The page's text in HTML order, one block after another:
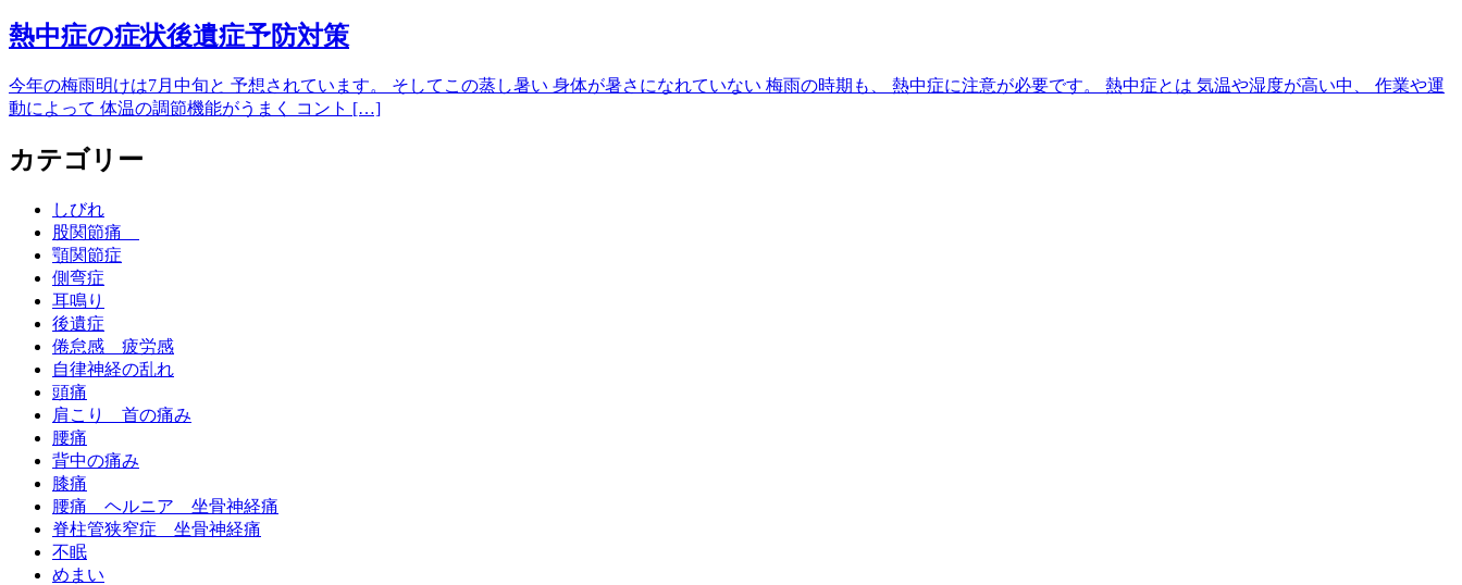
熱中症の症状後遺症予防対策
今年の梅雨明けは7月中旬と 予想されています。 そしてこの蒸し暑い 身体が暑さになれていない 梅雨の時期も、 熱中症に注意が必要です。 熱中症とは 気温や湿度が高い中、 作業や運
動によって 体温の調節機能がうまく コント […]
カテゴリー
しびれ
股関節痛
顎関節症
側弯症
耳鳴り
後遺症
倦怠感 疲労感
自律神経の乱れ
頭痛
肩こり 首の痛み
腰痛
背中の痛み
膝痛
腰痛 ヘルニア 坐骨神経痛
脊柱管狭窄症 坐骨神経痛
不眠
めまい